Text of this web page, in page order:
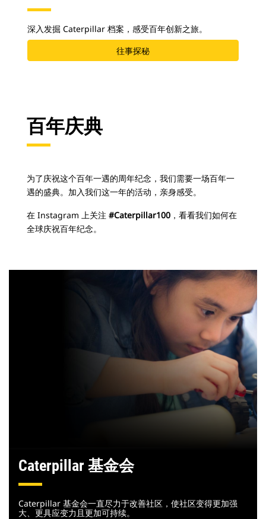
深入发掘 Caterpillar 档案，感受百年创新之旅。
往事探秘
百年庆典
为了庆祝这个百年一遇的周年纪念，我们需要一场百年一
遇的盛典。加入我们这一年的活动，亲身感受。
在 Instagram 上关注 #Caterpillar100 ，看看我们如何在
全球庆祝百年纪念。
Caterpillar 基金会
Caterpillar 基金会一直尽力于改善社区，使社区变得更加强
大、更具应变力且更加可持续。